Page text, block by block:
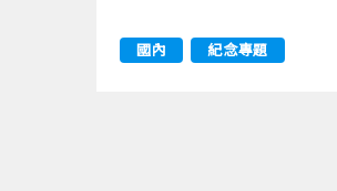
國內 紀念專題